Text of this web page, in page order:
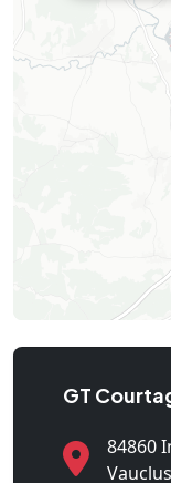
GT
84860